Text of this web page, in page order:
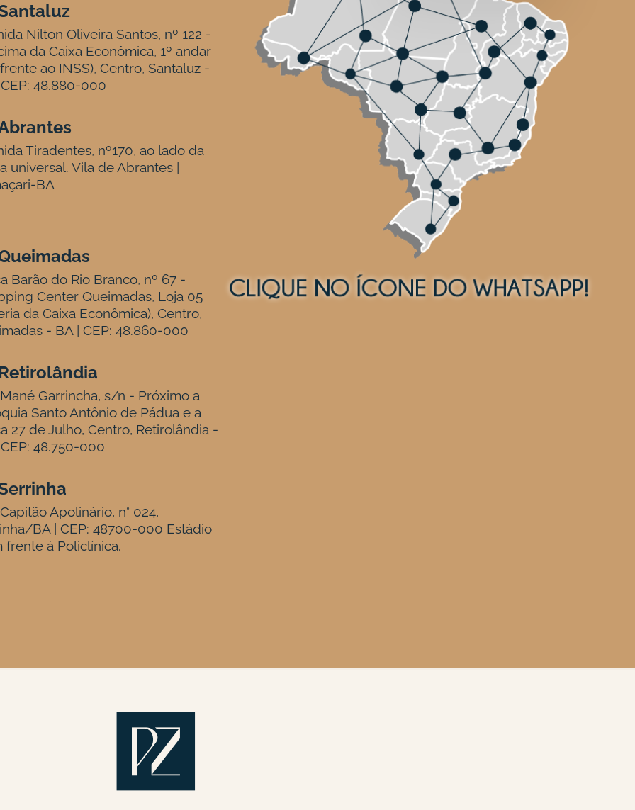
Nilton Oliveira Santos, nº 122 -
da Caixa Econômica, 1º andar
ao INSS), Centro, Santaluz -
48.880-000
Tiradentes, nº170, ao lado da
universal. Vila de Abrantes |
BA
Barão do Rio Branco, nº 67 -
Center Queimadas, Loja 05
da Caixa Econômica), Centro,
- BA | CEP: 48.860-000
Garrincha, s/n - Próximo a
Santo Antônio de Pádua e a
27 de Julho, Centro, Retirolândia -
48.750-000
Apolinário, n° 024,
BA | CEP: 48700-000 Estádio
frente à Policlínica.